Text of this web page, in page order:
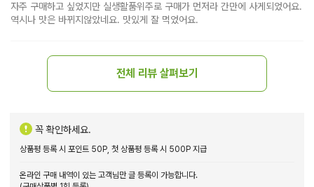
자주 구매하고 싶었지만 실생활품위주로 구매가 먼저라 간만에 사게되었어요.
역시나 맛은 바뀌지않았네요. 맛있게 잘 먹었어요.
전체 리뷰 살펴보기
꼭 확인하세요.
상품평 등록 시 포인트 50P, 첫 상품평 등록 시 500P 지급
온라인 구매 내역이 있는 고객님만 글 등록이 가능합니다.